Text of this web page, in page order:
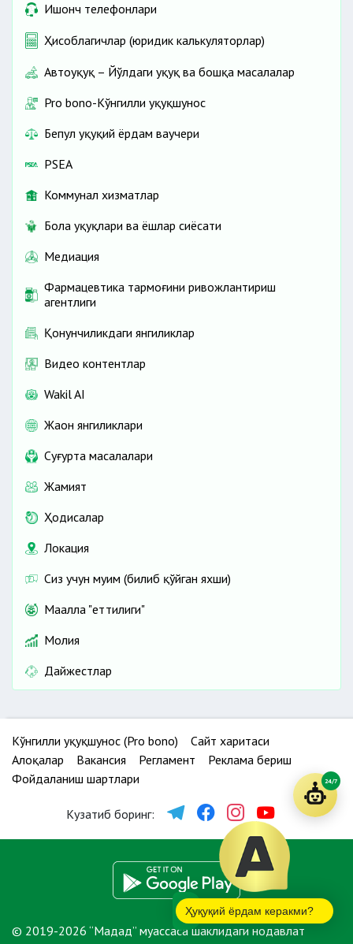
Ишонч телефонлари
Ҳисоблагичлар (юридик калькуляторлар)
Автоҳуқуқ – Йўлдаги ҳуқуқ ва бошқа масалалар
Pro bono-Кўнгилли ҳуқуқшунос
Бепул ҳуқуқий ёрдам ваучери
PSEA
Коммунал хизматлар
Бола ҳуқуқлари ва ёшлар сиёсати
Медиация
Фармацевтика тармоғини ривожлантириш
агентлиги
Қонунчиликдаги янгиликлар
Видео контентлар
Wakil AI
Жаҳон янгиликлари
Cуғурта масалалари
Жамият
Ҳодисалар
Локация
Сиз учун муҳим (билиб қўйган яхши)
Маҳалла "еттилиги"
Молия
Дайжестлар
Кўнгилли ҳуқуқшунос (Pro bono)
Сайт харитаси
Алоқалар
Вакансия Регламент
Реклама бериш
Фойдаланиш шартлари
Кузатиб боринг:
© 2019-2026 “Мадад” муассаса шаклидаги нодавлат
Ҳуқуқий ёрдам керакми?
24/7